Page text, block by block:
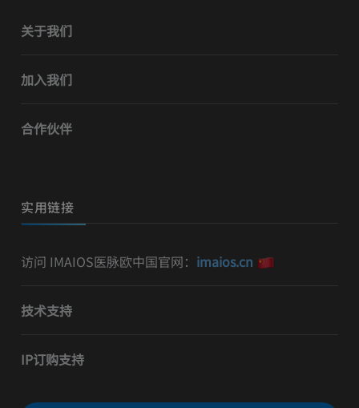
关于我们
加入我们
合作伙伴
实用链接
访问 IMAIOS医脉欧中国官网： imaios.cn
技术支持
IP订购支持